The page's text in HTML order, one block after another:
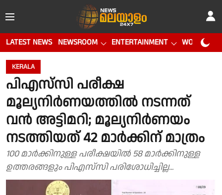
LATEST NEWS NEWSROOM ENTERTAINMENT WORLD CUP
KERALA
പിഎസ്‌സി പരീക്ഷ
മൂല്യനിർണയത്തിൽ നടന്നത്
വൻ അട്ടിമറി; മൂല്യനിർണയം
നടത്തിയത് 42 മാർക്കിന് മാത്രം
100 മാര്‍ക്കിനുള്ള പരീക്ഷയില്‍ 58 മാര്‍ക്കിനുള്ള
ഉത്തരങ്ങളും പിഎസ്‌സി പരിശോധിച്ചില്ല...